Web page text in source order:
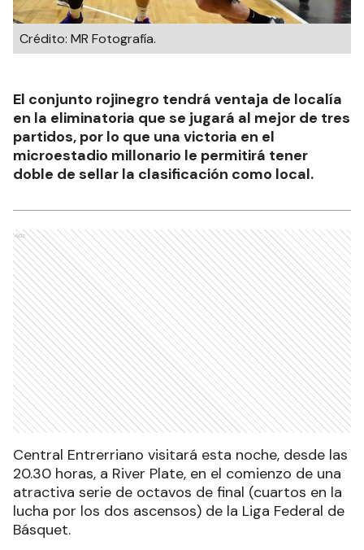
Crédito: MR Fotografía.
El conjunto rojinegro tendrá ventaja de localía
en la eliminatoria que se jugará al mejor de tres
partidos, por lo que una victoria en el
microestadio millonario le permitirá tener
doble de sellar la clasificación como local.
Ads
Central Entrerriano visitará esta noche, desde las
20.30 horas, a River Plate, en el comienzo de una
atractiva serie de octavos de final (cuartos en la
lucha por los dos ascensos) de la Liga Federal de
Básquet.